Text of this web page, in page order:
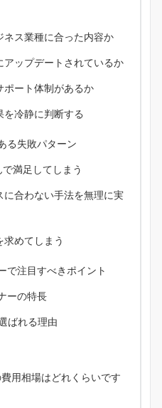
ス業種に合った内容か
ップデートされているか
ポート体制があるか
冷静に判断する
る失敗パターン
満足してしまう
合わない手法を無理に実
めてしまう
で注目すべきポイント
ーの特長
ばれる理由
用相場はどれくらいです